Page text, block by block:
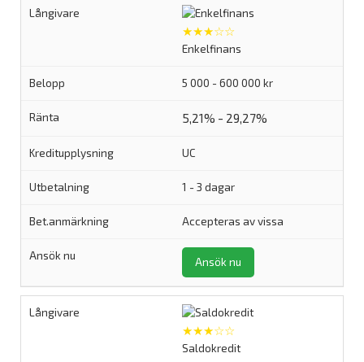
★★★☆☆
Enkelfinans
5 000 - 600 000 kr
5,21% - 29,27%
UC
1 - 3 dagar
Accepteras av vissa
Ansök nu
★★★☆☆
Saldokredit